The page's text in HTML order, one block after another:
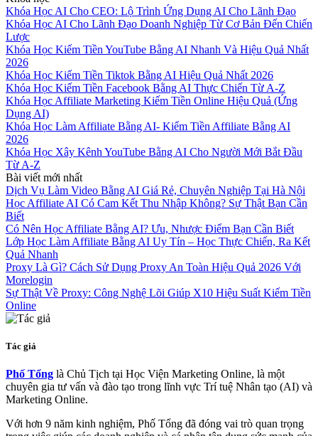
Khóa Học AI Cho CEO: Lộ Trình Ứng Dụng AI Cho Lãnh Đạo
Khóa Học AI Cho Lãnh Đạo Doanh Nghiệp Từ Cơ Bản Đến Chiến
Lược
Khóa Học Kiếm Tiền YouTube Bằng AI Nhanh Và Hiệu Quả Nhất
2026
Khóa Học Kiếm Tiền Tiktok Bằng AI Hiệu Quả Nhất 2026
Khóa Học Kiếm Tiền Facebook Bằng AI Thực Chiến Từ A-Z
Khóa Học Affiliate Marketing Kiếm Tiền Online Hiệu Quả (Ứng
Dụng AI)
Khóa Học Làm Affiliate Bằng AI- Kiếm Tiền Affiliate Bằng AI
2026
Khóa Học Xây Kênh YouTube Bằng AI Cho Người Mới Bắt Đầu
Từ A-Z
Bài viết mới nhất
Dịch Vụ Làm Video Bằng AI Giá Rẻ, Chuyên Nghiệp Tại Hà Nội
Học Affiliate AI Có Cam Kết Thu Nhập Không? Sự Thật Bạn Cần
Biết
Có Nên Học Affiliate Bằng AI? Ưu, Nhược Điểm Bạn Cần Biết
Lớp Học Làm Affiliate Bằng AI Uy Tín – Học Thực Chiến, Ra Kết
Quả Nhanh
Proxy Là Gì? Cách Sử Dụng Proxy An Toàn Hiệu Quả 2026 Với
Morelogin
Sự Thật Về Proxy: Công Nghệ Lõi Giúp X10 Hiệu Suất Kiếm Tiền
Online
Tác giả
Phố Tổng là Chủ Tịch tại Học Viện Marketing Online, là một
chuyên gia tư vấn và đào tạo trong lĩnh vực Trí tuệ Nhân tạo (AI) và
Marketing Online.
Với hơn 9 năm kinh nghiệm, Phố Tổng đã đóng vai trò quan trọng